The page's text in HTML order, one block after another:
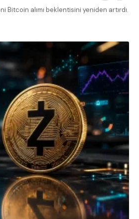
Bitcoin alımı beklentisini yeniden artırdı.